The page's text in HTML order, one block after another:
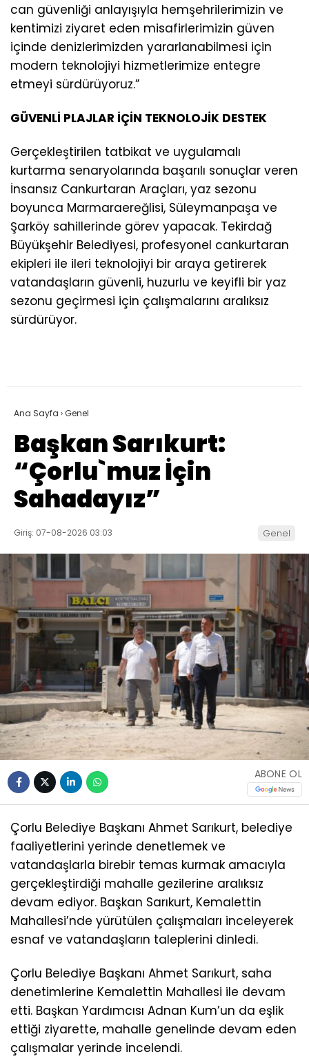
can güvenliği anlayışıyla hemşehrilerimizin ve
kentimizi ziyaret eden misafirlerimizin güven
içinde denizlerimizden yararlanabilmesi için
modern teknolojiyi hizmetlerimize entegre
etmeyi sürdürüyoruz.”
GÜVENLİ PLAJLAR İÇİN TEKNOLOJİK DESTEK
Gerçekleştirilen tatbikat ve uygulamalı
kurtarma senaryolarında başarılı sonuçlar veren
İnsansız Cankurtaran Araçları, yaz sezonu
boyunca Marmaraereğlisi, Süleymanpaşa ve
Şarköy sahillerinde görev yapacak. Tekirdağ
Büyükşehir Belediyesi, profesyonel cankurtaran
ekipleri ile ileri teknolojiyi bir araya getirerek
vatandaşların güvenli, huzurlu ve keyifli bir yaz
sezonu geçirmesi için çalışmalarını aralıksız
sürdürüyor.
Ana Sayfa ›Genel
Başkan Sarıkurt:
“Çorlu`muz İçin
Sahadayız”
Giriş: 07-08-2026 03:03 Genel
ABONE OL
Çorlu Belediye Başkanı Ahmet Sarıkurt, belediye
faaliyetlerini yerinde denetlemek ve
vatandaşlarla birebir temas kurmak amacıyla
gerçekleştirdiği mahalle gezilerine aralıksız
devam ediyor. Başkan Sarıkurt, Kemalettin
Mahallesi’nde yürütülen çalışmaları inceleyerek
esnaf ve vatandaşların taleplerini dinledi.
Çorlu Belediye Başkanı Ahmet Sarıkurt, saha
denetimlerine Kemalettin Mahallesi ile devam
etti. Başkan Yardımcısı Adnan Kum’un da eşlik
ettiği ziyarette, mahalle genelinde devam eden
çalışmalar yerinde incelendi.